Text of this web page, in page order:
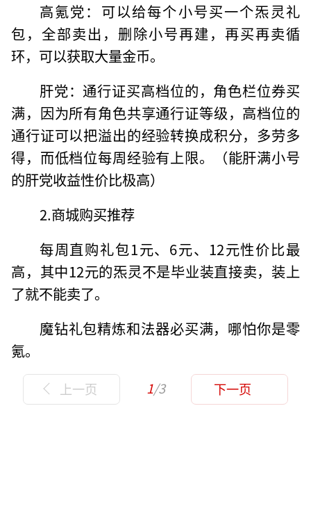
高氪党：可以给每个小号买一个炁灵礼
包，全部卖出，删除小号再建，再买再卖循
环，可以获取大量金币。
肝党：通行证买高档位的，角色栏位券买
满，因为所有角色共享通行证等级，高档位的
通行证可以把溢出的经验转换成积分，多劳多
得，而低档位每周经验有上限。（能肝满小号
的肝党收益性价比极高）
2.商城购买推荐
每周直购礼包1元、6元、12元性价比最
高，其中12元的炁灵不是毕业装直接卖，装上
了就不能卖了。
魔钻礼包精炼和法器必买满，哪怕你是零
氪。
上一页 1/3 下一页